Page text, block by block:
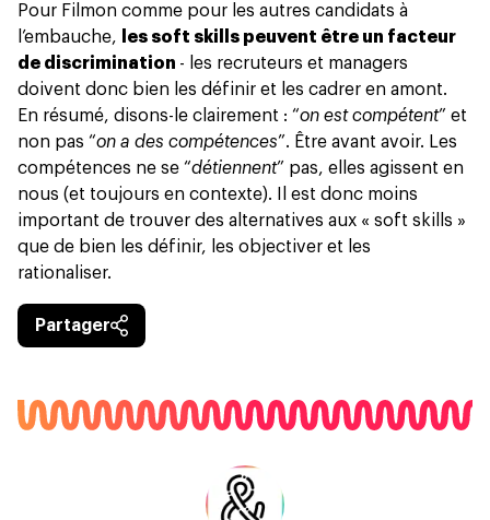
Pour Filmon comme pour les autres candidats à
l’embauche,
les soft skills peuvent être un facteur
de discrimination - les recruteurs et managers
doivent donc bien les définir et les cadrer en amont.
En résumé, disons-le clairement : “on est compétent” et
non pas “on a des compétences”. Être avant avoir. Les
compétences ne se “détiennent” pas, elles agissent en
nous (et toujours en contexte). Il est donc moins
important de trouver des alternatives aux « soft skills »
que de bien les définir, les objectiver et les
rationaliser.
Partager